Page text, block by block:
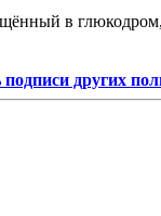
в
других